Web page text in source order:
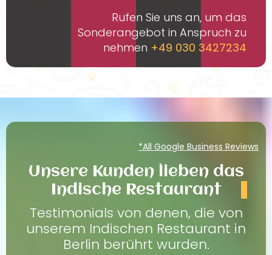
Rufen Sie uns an, um das
Sonderangebot in Anspruch zu
nehmen +49 030 3427234
*All Google Business Reviews
Unsere Kunden lieben das
Indische Restaurant
Testimonials von denen, die von
unserem Indischen Restaurant in
Berlin berührt wurden.